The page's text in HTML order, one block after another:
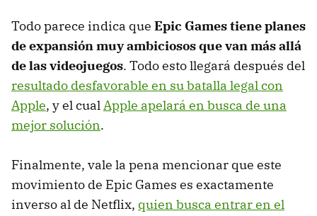
Todo parece indica que Epic Games tiene planes
de expansión muy ambiciosos que van más allá
de las videojuegos. Todo esto llegará después del
resultado desfavorable en su batalla legal con
Apple, y el cualApple apelará en busca de una
mejor solución.
Finalmente, vale la pena mencionar que este
movimiento de Epic Games es exactamente
inverso al de Netflix, quien busca entrar en el